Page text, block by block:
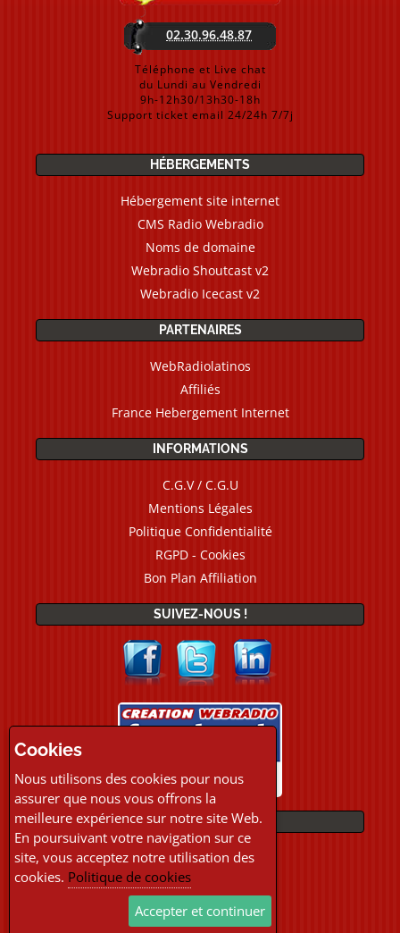
02.30.96.48.87
Téléphone et Live chat
du Lundi au Vendredi
9h-12h30/13h30-18h
Support ticket email 24/24h 7/7j
HÉBERGEMENTS
Hébergement site internet
CMS Radio Webradio
Noms de domaine
Webradio Shoutcast v2
Webradio Icecast v2
PARTENAIRES
WebRadiolatinos
Affiliés
France Hebergement Internet
INFORMATIONS
C.G.V / C.G.U
Mentions Légales
Politique Confidentialité
RGPD - Cookies
Bon Plan Affiliation
SUIVEZ-NOUS !
PAIEMENTS
Cookies
Nous utilisons des cookies pour nous
assurer que nous vous offrons la
meilleure expérience sur notre site Web.
En poursuivant votre navigation sur ce
site, vous acceptez notre utilisation des
cookies. Politique de cookies
Accepter et continuer